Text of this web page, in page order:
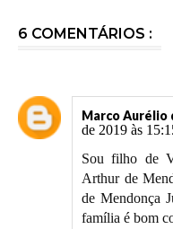
6 COMENTÁRIOS :
Marco Aurélio
de 2019 às
Sou filho de
Arthur de
de Mendonça
família é bom